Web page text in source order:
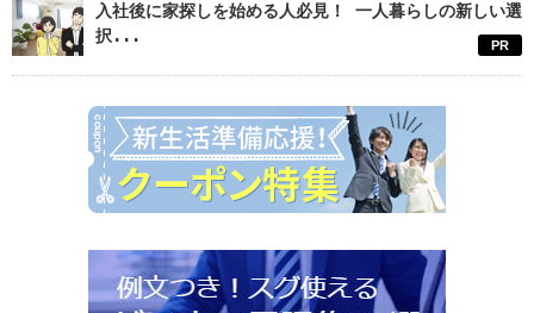
入社後に家探しを始める人必見！ 一人暮らしの新しい選
択...
PR